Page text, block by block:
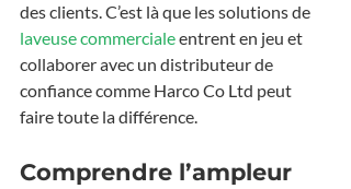
des clients. C’est là que les solutions de
laveuse commerciale entrent en jeu et
collaborer avec un distributeur de
confiance comme Harco Co Ltd peut
faire toute la différence.
Comprendre l’ampleur